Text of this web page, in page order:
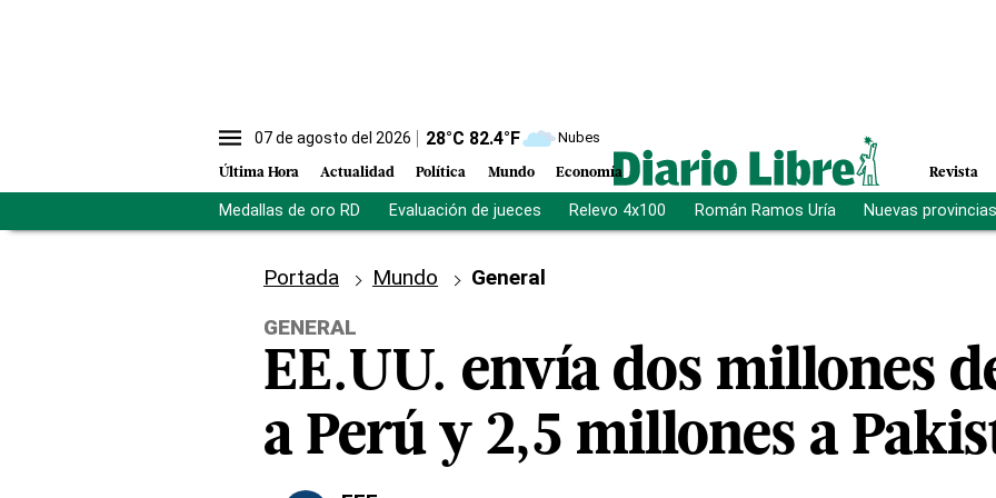
07 de agosto del 2026 28°C 82.4°F Nubes
Última Hora Actualidad Política Mundo Economía Revista
Medallas de oro RD Evaluación de jueces Relevo 4x100 Román Ramos Uría Nuevas provincias
Portada Mundo
General
GENERAL
EE.UU. envía dos millones
a Perú y 2,5 millones a